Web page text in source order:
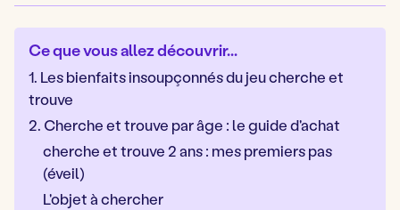
Ce que vous allez découvrir...
1. Les bienfaits insoupçonnés du jeu cherche et
trouve
2. Cherche et trouve par âge : le guide d'achat
cherche et trouve 2 ans : mes premiers pas
(éveil)
L'objet à chercher